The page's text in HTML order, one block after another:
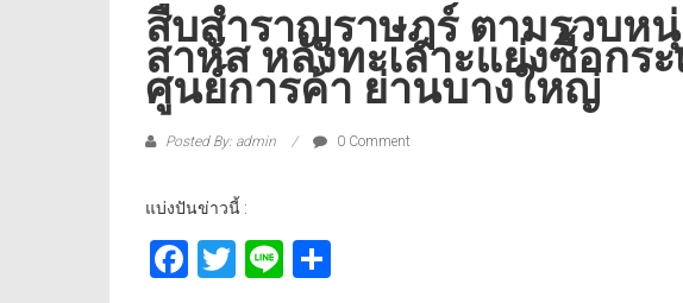
สืบสำราญราษฎร์ ตามรวบห
สาหัส หลังทะเลาะแย่งซื้อกร
ศูนย์การค้า ย่านบางใหญ่
Posted By: admin 0 Comment
แบ่งปันข่าวนี้ :
Facebook
Twitter
Line